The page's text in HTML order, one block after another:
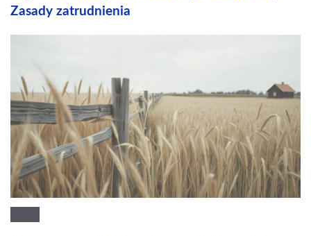
Zasady zatrudnienia